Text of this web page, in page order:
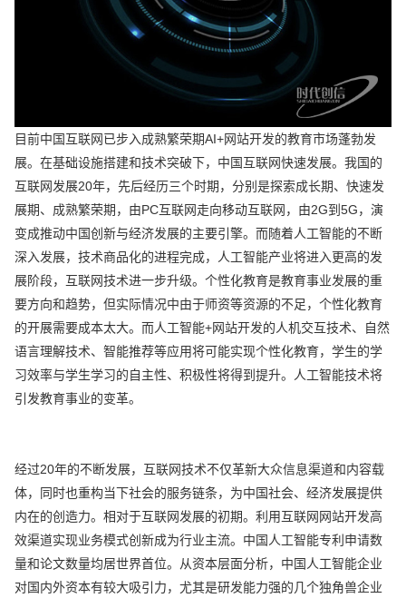
目前中国互联网已步入成熟繁荣期AI+网站开发的教育市场蓬勃发
展。在基础设施搭建和技术突破下，中国互联网快速发展。我国的
互联网发展20年，先后经历三个时期，分别是探索成长期、快速发
展期、成熟繁荣期，由PC互联网走向移动互联网，由2G到5G，演
变成推动中国创新与经济发展的主要引擎。而随着人工智能的不断
深入发展，技术商品化的进程完成，人工智能产业将进入更高的发
展阶段，互联网技术进一步升级。个性化教育是教育事业发展的重
要方向和趋势，但实际情况中由于师资等资源的不足，个性化教育
的开展需要成本太大。而人工智能+网站开发的人机交互技术、自然
语言理解技术、智能推荐等应用将可能实现个性化教育，学生的学
习效率与学生学习的自主性、积极性将得到提升。人工智能技术将
引发教育事业的变革。
经过20年的不断发展，互联网技术不仅革新大众信息渠道和内容载
体，同时也重构当下社会的服务链条，为中国社会、经济发展提供
内在的创造力。相对于互联网发展的初期。利用互联网网站开发高
效渠道实现业务模式创新成为行业主流。中国人工智能专利申请数
量和论文数量均居世界首位。从资本层面分析，中国人工智能企业
对国内外资本有较大吸引力，尤其是研发能力强的几个独角兽企业